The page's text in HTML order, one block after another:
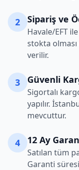
2 Sipariş ve
Havale/EFT
stokta
verilir.
3 Güvenli
Sigortalı
yapılır.
mevcuttur.
4 12 Ay
Satılan tüm
Garanti